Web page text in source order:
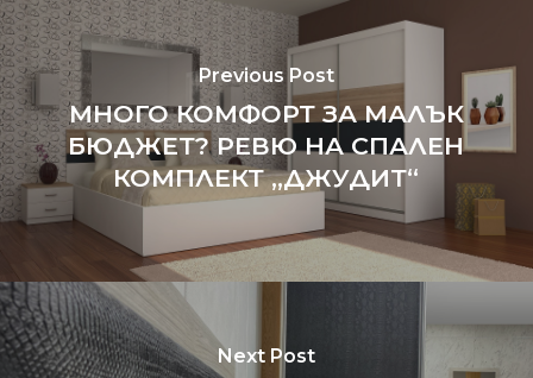
Previous Post
МНОГО КОМФОРТ ЗА МАЛЪК
БЮДЖЕТ? РЕВЮ НА СПАЛЕН
КОМПЛЕКТ „ДЖУДИТ“
Next Post